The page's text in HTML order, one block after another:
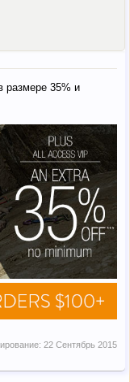
размере 35% и
22 Сентябрь 2015